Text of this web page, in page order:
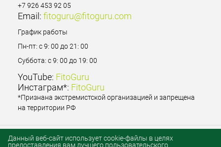
+7 926 453 92 05
Email: fitoguru@fitoguru.com
График работы
Пн-пт: с 9: 00 до 21: 00
Суббота: с 9: 00 до 19: 00
YouTube: FitoGuru
Инстаграм*: FitoGuru
*Признана экстремистской организацией и запрещена
на территории РФ
Данный веб-сайт использует cookie-файлы в целях
предоставления вам лучшего пользовательского